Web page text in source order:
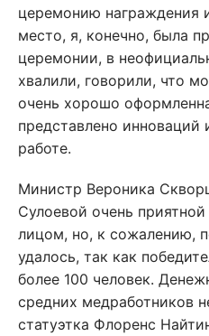
церемонию награждения
место, я, конечно, была
церемонии, в
хвалили, говорили, что
очень хорошо
представлено
работе.
Министр Вероника
Сулоевой очень
лицом, но, к сожалению,
удалось, так как
более 100 человек.
средних медработников
статуэтка Флоренс